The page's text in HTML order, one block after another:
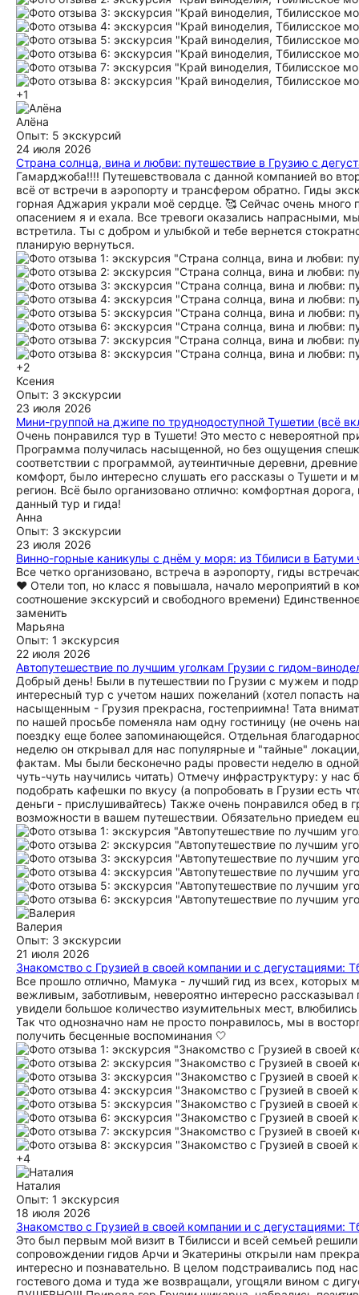
+1
Алёна
Опыт: 5 экскурсий
24 июля 2026
Страна солнца, вина и любви: путешествие в Грузию с
Гамарджоба!!!! Путешевствовала с данной компанией во
всё от встречи в аэропорту и трансфером обратно. Гиды
горная Аджария украли моё сердце. 🥰 Сейчас очень
опасением я и ехала. Все тревоги оказались напрасными,
встретила. Ты с добром и улыбкой и тебе вернется
планирую вернуться.
+2
Ксения
Опыт: 3 экскурсии
23 июля 2026
Мини-группой на джипе по труднодоступной Тушетии (всё
Очень понравился тур в Тушети! Это место с невероятной
Программа получилась насыщенной, но без ощущения
соответствии с программой, аутеинтичные деревни,
комфорт, было интересно слушать его рассказы о Тушети и
регион. Всё было организовано отлично: комфортная
данный тур и гида!
Анна
Опыт: 3 экскурсии
23 июля 2026
Винно-горные каникулы с днём у моря: из Тбилиси в Батуми
Все четко организовано, встреча в аэропорту, гиды
♥️ Отели топ, но класс я повышала, начало мероприятий в
соотношение экскурсий и свободного времени)
заменить
Марьяна
Опыт: 1 экскурсия
22 июля 2026
Автопутешествие по лучшим уголкам Грузии с гидом-
Добрый день! Были в путешествии по Грузии с мужем и
интересный тур с учетом наших пожеланий (хотел попасть
насыщенным - Грузия прекрасна, гостеприимна! Тата
по нашей просьбе поменяла нам одну гостиницу (не очень
поездку еще более запоминающейся. Отдельная
неделю он открывал для нас популярные и "тайные"
фактам. Мы были бесконечно рады провести неделю в
чуть-чуть научились читать) Отмечу инфраструктуру: у
подобрать кафешки по вкусу (а попробовать в Грузии есть
деньги - прислушивайтесь) Также очень понравился обед в
возможности в вашем путешествии. Обязательно приедем
Валерия
Опыт: 3 экскурсии
21 июля 2026
Знакомство с Грузией в своей компании и с дегустациями:
Все прошло отлично, Мамука - лучший гид из всех, которых
вежливым, заботливым, невероятно интересно
увидели большое количество изумительных мест,
Так что однозначно нам не просто понравилось, мы в
получить бесценные воспоминания 🤍
+4
Наталия
Опыт: 1 экскурсия
18 июля 2026
Знакомство с Грузией в своей компании и с дегустациями:
Это был первым мой визит в Тбилисси и всей семьей
сопровождении гидов Арчи и Экатерины открыли нам
интересно и познавательно. В целом подстраивались под
гостевого дома и туда же возвращали, угощяли вином с